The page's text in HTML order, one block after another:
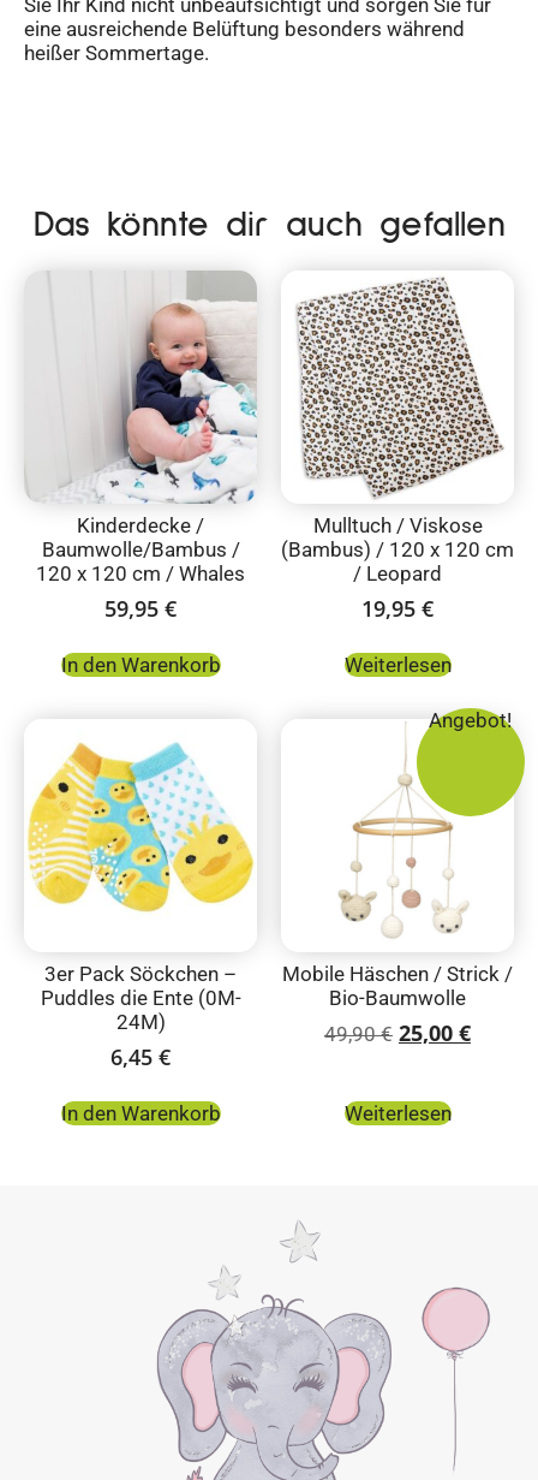
Sie Ihr Kind nicht unbeaufsichtigt und sorgen Sie für
eine ausreichende Belüftung besonders während
heißer Sommertage.
Das könnte dir auch gefallen
Kinderdecke /
Baumwolle/Bambus /
120 x 120 cm / Whales
59,95 €
In den Warenkorb
Mulltuch / Viskose
(Bambus) / 120 x 120 cm
/ Leopard
19,95 €
Weiterlesen
3er Pack Söckchen –
Puddles die Ente (0M-
24M)
6,45 €
In den Warenkorb
Angebot!
Mobile Häschen / Strick /
Bio-Baumwolle
49,90€ 25,00 €
Weiterlesen